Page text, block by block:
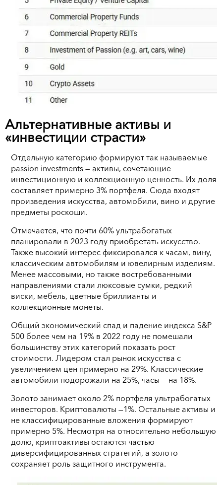
Альтернативные активы и
«инвестиции страсти»
Отдельную категорию формируют так называемые
passion investments — активы, сочетающие
инвестиционную и коллекционную ценность. Их доля
составляет примерно 3% портфеля. Сюда входят
произведения искусства, автомобили, вино и другие
предметы роскоши.
Отмечается, что почти 60% ультрабогатых
планировали в 2023 году приобретать искусство.
Также высокий интерес фиксировался к часам, вину,
классическим автомобилям и ювелирным изделиям.
Менее массовыми, но также востребованными
направлениями стали люксовые сумки, редкий
виски, мебель, цветные бриллианты и
коллекционные монеты.
Общий экономический спад и падение индекса S&P
500 более чем на 19% в 2022 году не помешали
большинству этих категорий показать рост
стоимости. Лидером стал рынок искусства с
увеличением цен примерно на 29%. Классические
автомобили подорожали на 25%, часы — на 18%.
Золото занимает около 2% портфеля ультрабогатых
инвесторов. Криптовалюты —1%. Остальные активы и
не классифицированные вложения формируют
примерно 5%. Несмотря на относительно небольшую
долю, криптоактивы остаются частью
диверсифицированных стратегий, а золото
сохраняет роль защитного инструмента.